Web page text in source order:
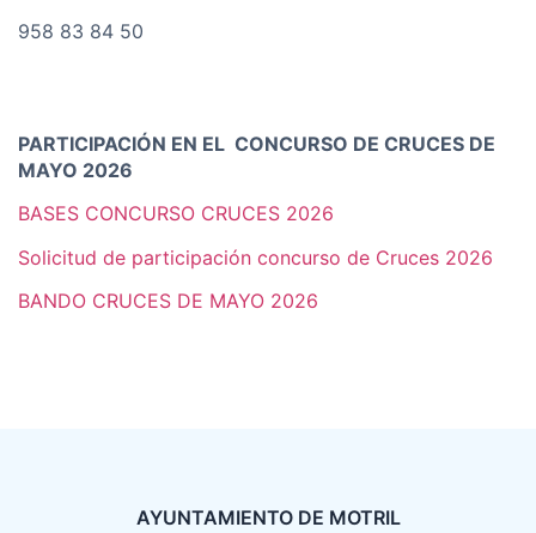
958 83 84 50
PARTICIPACIÓN EN EL CONCURSO DE CRUCES DE
MAYO 2026
BASES CONCURSO CRUCES 2026
Solicitud de participación concurso de Cruces 2026
BANDO CRUCES DE MAYO 2026
AYUNTAMIENTO DE MOTRIL